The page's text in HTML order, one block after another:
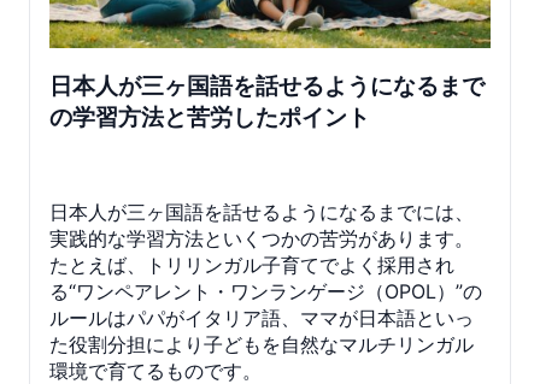
日本人が三ヶ国語を話せるようになるまで
の学習方法と苦労したポイント
日本人が三ヶ国語を話せるようになるまでには、
実践的な学習方法といくつかの苦労があります。
たとえば、トリリンガル子育てでよく採用され
る“ワンペアレント・ワンランゲージ（OPOL）”の
ルールはパパがイタリア語、ママが日本語といっ
た役割分担により子どもを自然なマルチリンガル
環境で育てるものです。